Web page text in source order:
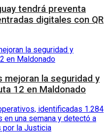
tendrá preventa
digitales con QR
mejoran la seguridad y
12 en Maldonado